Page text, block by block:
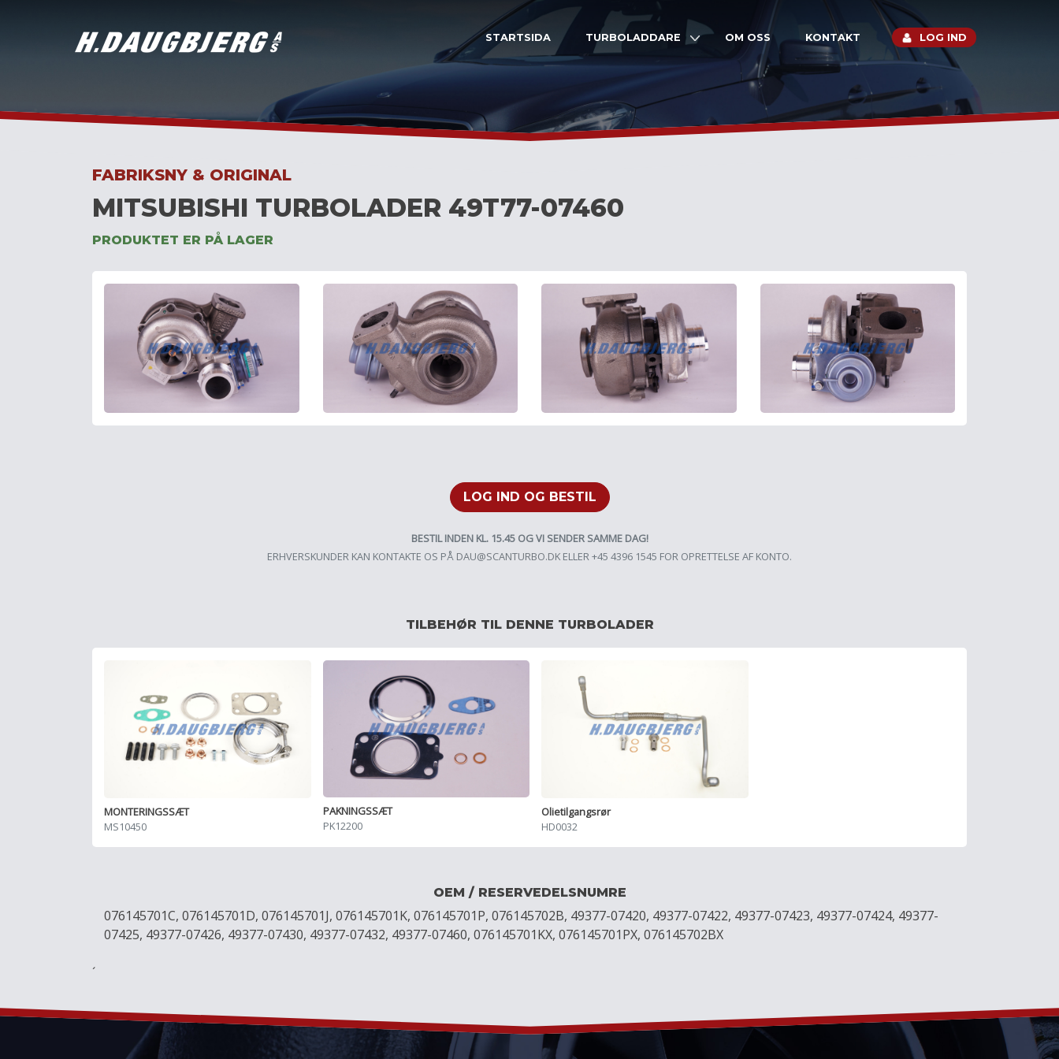
STARTSIDA TURBOLADDARE OM OSS KONTAKT LOG IND
FABRIKSNY & ORIGINAL
MITSUBISHI TURBOLADER 49T77-07460
PRODUKTET ER PÅ LAGER
LOG IND OG BESTIL
BESTIL INDEN KL. 15.45 OG VI SENDER SAMME DAG!
ERHVERSKUNDER KAN KONTAKTE OS PÅ DAU@SCANTURBO.DK ELLER +45 4396 1545 FOR OPRETTELSE AF KONTO.
TILBEHØR TIL DENNE TURBOLADER
MONTERINGSSÆT
MS10450
PAKNINGSSÆT
PK12200
Olietilgangsrør
HD0032
OEM / RESERVEDELSNUMRE
076145701C, 076145701D, 076145701J, 076145701K, 076145701P, 076145702B, 49377-07420, 49377-07422, 49377-07423, 49377-07424, 49377-
07425, 49377-07426, 49377-07430, 49377-07432, 49377-07460, 076145701KX, 076145701PX, 076145702BX
´